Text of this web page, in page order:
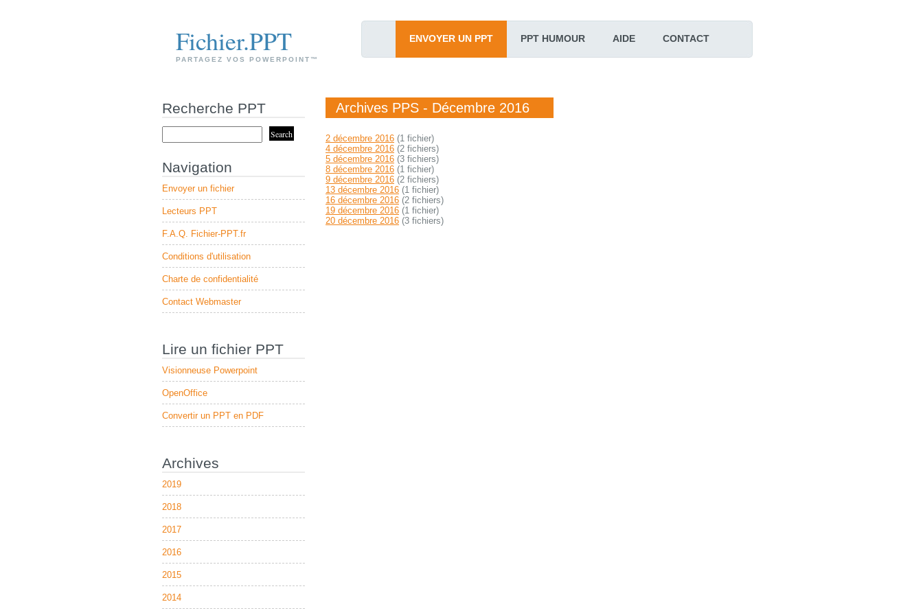
Fichier.PPT
PARTAGEZ VOS POWERPOINT™
ENVOYER UN PPT PPT HUMOUR AIDE CONTACT
Archives PPS - Décembre 2016
2 décembre 2016 (1 fichier)
4 décembre 2016 (2 fichiers)
5 décembre 2016 (3 fichiers)
8 décembre 2016 (1 fichier)
9 décembre 2016 (2 fichiers)
13 décembre 2016 (1 fichier)
16 décembre 2016 (2 fichiers)
19 décembre 2016 (1 fichier)
20 décembre 2016 (3 fichiers)
Recherche PPT
Navigation
Envoyer un fichier
Lecteurs PPT
F.A.Q. Fichier-PPT.fr
Conditions d'utilisation
Charte de confidentialité
Contact Webmaster
Lire un fichier PPT
Visionneuse Powerpoint
OpenOffice
Convertir un PPT en PDF
Archives
2019
2018
2017
2016
2015
2014